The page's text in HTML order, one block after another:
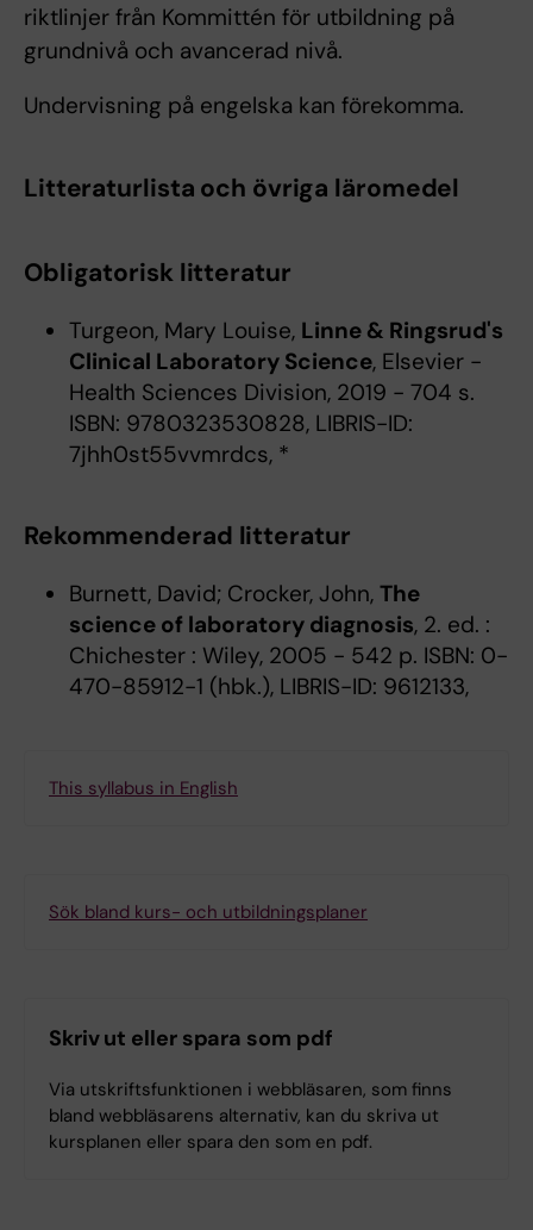
riktlinjer från Kommittén för utbildning på
grundnivå och avancerad nivå.
Undervisning på engelska kan förekomma.
Litteraturlista och övriga läromedel
Obligatorisk litteratur
Turgeon, Mary Louise, Linne & Ringsrud's
Clinical Laboratory Science, Elsevier -
Health Sciences Division, 2019 - 704 s.
ISBN: 9780323530828, LIBRIS-ID:
7jhh0st55vvmrdcs, *
Rekommenderad litteratur
Burnett, David; Crocker, John, The
science of laboratory diagnosis, 2. ed. :
Chichester : Wiley, 2005 - 542 p. ISBN: 0-
470-85912-1 (hbk.), LIBRIS-ID: 9612133,
This syllabus in English
Sök bland kurs- och utbildningsplaner
Skriv ut eller spara som pdf
Via utskriftsfunktionen i webbläsaren, som finns
bland webbläsarens alternativ, kan du skriva ut
kursplanen eller spara den som en pdf.